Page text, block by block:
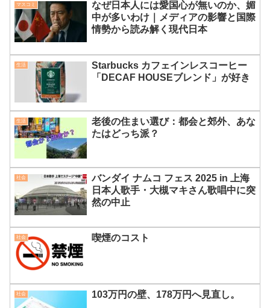
マスコミ
なぜ日本人には愛国心が無いのか、媚
中が多いわけ｜メディアの影響と国際
情勢から読み解く現代日本
生活
Starbucks カフェインレスコーヒー
「DECAF HOUSEブレンド」が好き
生活
老後の住まい選び：都会と郊外、あな
たはどっち派？
社会
バンダイ ナムコ フェス 2025 in 上海
日本人歌手・大槻マキさん歌唱中に突
然の中止
社会 喫煙のコスト
社会 103万円の壁、178万円へ見直し。